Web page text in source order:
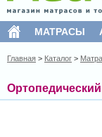
МАТРАСЫ
Главная > Каталог >